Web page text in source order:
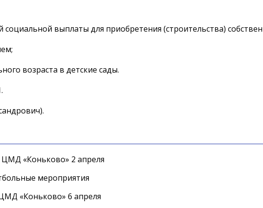
выплаты для приобретения (строительства)
возраста в детские сады.
ЦМД «Коньково» 2 апреля
мероприятия
«Коньково» 6 апреля